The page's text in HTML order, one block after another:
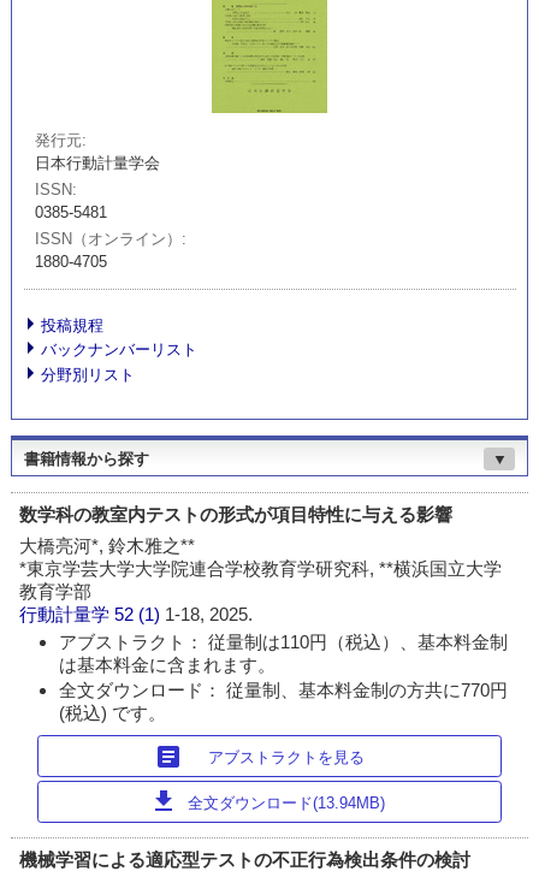
発行元
日本行動計量学会
ISSN
0385-5481
ISSN（オンライン）
1880-4705
投稿規程
バックナンバーリスト
分野別リスト
書籍情報から探す ▼
数学科の教室内テストの形式が項目特性に与える影響
大橋亮河*, 鈴木雅之**
*東京学芸大学大学院連合学校教育学研究科, **横浜国立大学
教育学部
行動計量学 52 (1) 1-18, 2025.
アブストラクト： 従量制は110円（税込）、基本料金制
は基本料金に含まれます。
全文ダウンロード： 従量制、基本料金制の方共に770円
(税込) です。
article アブストラクトを見る
download 全文ダウンロード(13.94MB)
機械学習による適応型テストの不正行為検出条件の検討